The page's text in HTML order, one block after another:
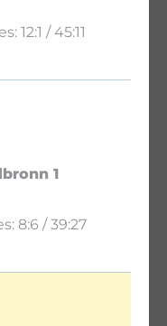
12:1 / 45:11
1
8:6 / 39:27